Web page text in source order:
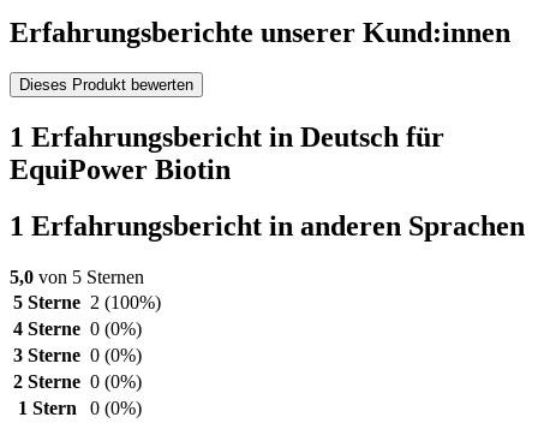
Erfahrungsberichte unserer Kund:innen
Dieses Produkt bewerten
1 Erfahrungsbericht in Deutsch für
EquiPower Biotin
1 Erfahrungsbericht in anderen Sprachen
5,0 von 5 Sternen
5 Sterne 2 (100%)
4 Sterne 0 (0%)
3 Sterne 0 (0%)
2 Sterne 0 (0%)
1 Stern
0 (0%)